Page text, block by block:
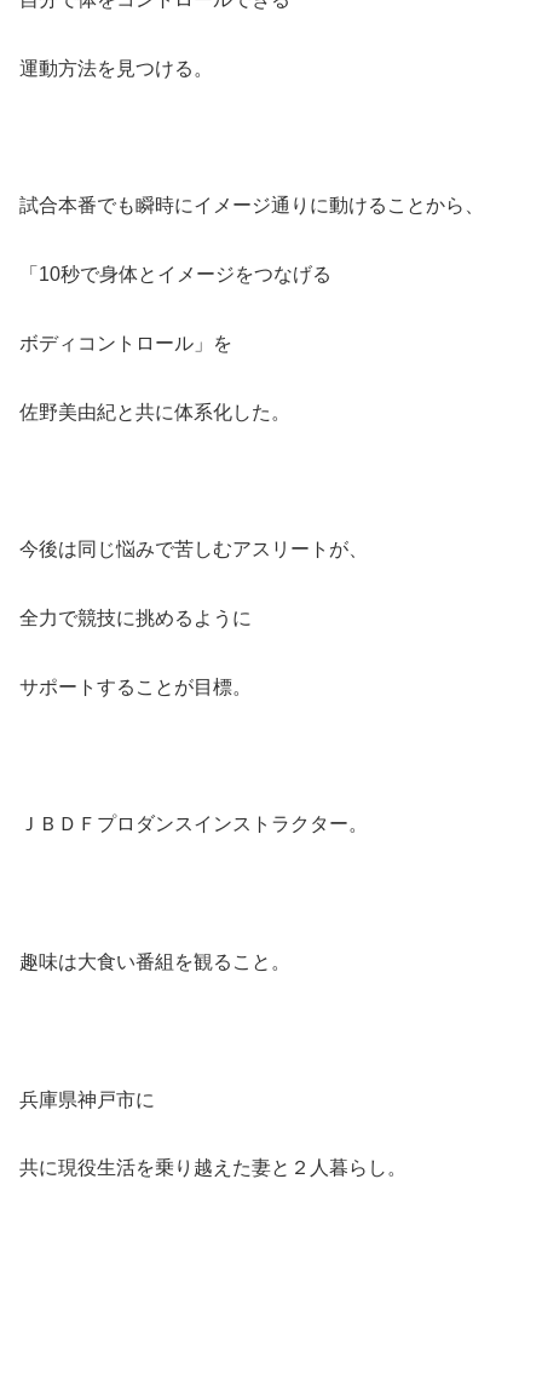
運動方法を見つける。
試合本番でも瞬時にイメージ通りに動けることから、
「10秒で身体とイメージをつなげる
ボディコントロール」を
佐野美由紀と共に体系化した。
今後は同じ悩みで苦しむアスリートが、
全力で競技に挑めるように
サポートすることが目標。
ＪＢＤＦプロダンスインストラクター。
趣味は大食い番組を観ること。
兵庫県神戸市に
共に現役生活を乗り越えた妻と２人暮らし。